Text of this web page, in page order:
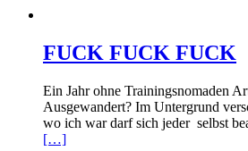
FUCK FUCK FUCK
Ein Jahr ohne Trainingsnomaden
Ausgewandert? Im Untergrund
wo ich war darf sich jeder selbst
[…]